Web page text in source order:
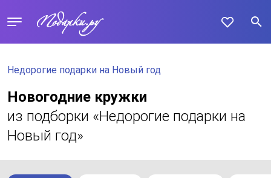
Недорогие подарки на Новый год
Новогодние кружки
из подборки «Недорогие подарки на
Новый год»